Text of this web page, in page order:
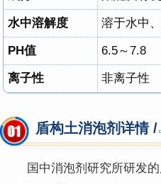
水中溶解度 溶于水中
PH值 6.5～7.8
离子性 非离子性
盾构土消泡剂详情 /
国中消泡剂研究所研发的